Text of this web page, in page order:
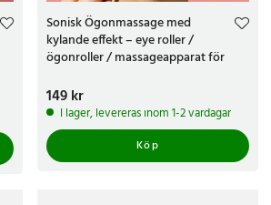
Sonisk Ögonmassage med
kylande effekt – eye roller /
ögonroller / massageapparat för
Pris:149 kr
149 kr
I lager, levereras inom 1-2 vardagar
Köp